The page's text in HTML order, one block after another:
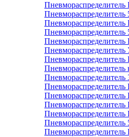
Пневмораспределитель
Пневмораспределитель
Пневмораспределитель
Пневмораспределитель
Пневмораспределитель